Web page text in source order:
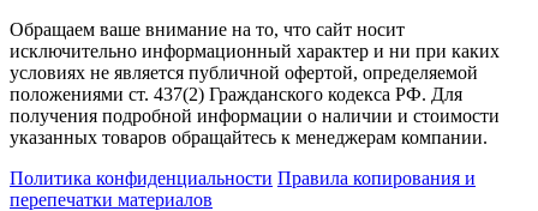
Обращаем ваше внимание на то, что сайт носит
исключительно информационный характер и ни при каких
условиях не является публичной офертой, определяемой
положениями ст. 437(2) Гражданского кодекса РФ. Для
получения подробной информации о наличии и стоимости
указанных товаров обращайтесь к менеджерам компании.
Политика конфиденциальности Правила копирования и
перепечатки материалов